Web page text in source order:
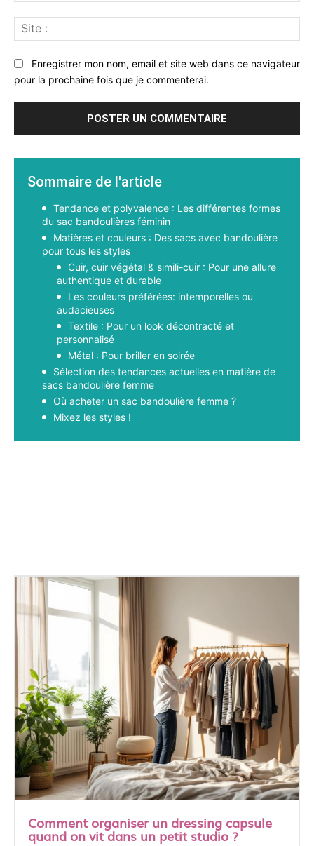
:
Enregistrer mon nom, email et site web dans ce navigateur
pour la prochaine fois que je commenterai.
Sommaire de l'article
Tendance et polyvalence : Les différentes formes
du sac bandoulières féminin
Matières et couleurs : Des sacs avec bandoulière
pour tous les styles
Cuir, cuir végétal & simili-cuir : Pour une allure
authentique et durable
Les couleurs préférées: intemporelles ou
audacieuses
Textile : Pour un look décontracté et
personnalisé
Métal : Pour briller en soirée
Sélection des tendances actuelles en matière de
sacs bandoulière femme
Où acheter un sac bandoulière femme ?
Mixez les styles !
Comment organiser un dressing capsule
quand on vit dans un petit studio ?